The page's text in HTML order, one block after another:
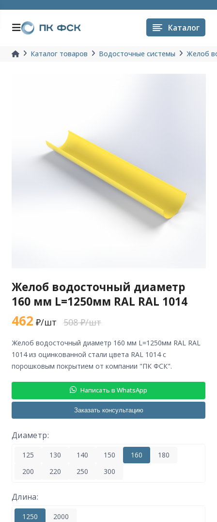
Каталог
Каталог товаров Водосточные системы Желоб
Желоб водосточный диаметр
160 мм L=1250мм RAL RAL 1014
462 ₽/шт 508 ₽/шт
желоб водосточный диаметр 160 мм L=1250мм RAL RAL
1014 из оцинкованной стали цвета RAL 1014 с
порошковым покрытием от компании "ПК ФСК".
Написать в WhatsApp
Заказать консультацию
Диаметр:
125 130 140 150 160
180
200
220 250 300
Длина:
1250 2000